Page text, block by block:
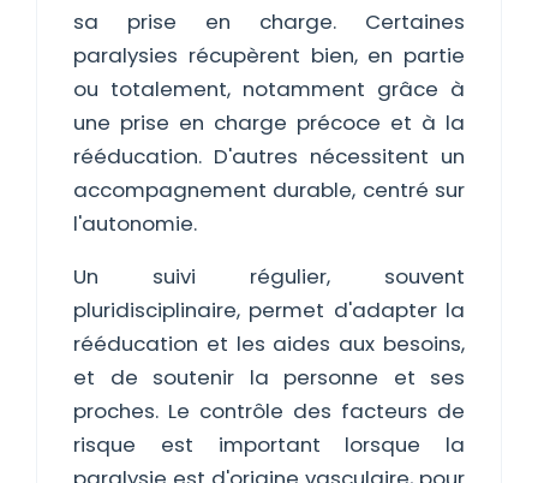
sa prise en charge. Certaines
paralysies récupèrent bien, en partie
ou totalement, notamment grâce à
une prise en charge précoce et à la
rééducation. D'autres nécessitent un
accompagnement durable, centré sur
l'autonomie.
Un suivi régulier, souvent
pluridisciplinaire, permet d'adapter la
rééducation et les aides aux besoins,
et de soutenir la personne et ses
proches. Le contrôle des facteurs de
risque est important lorsque la